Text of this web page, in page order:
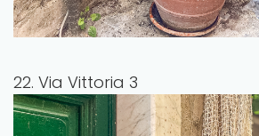
22. Via Vittoria 3